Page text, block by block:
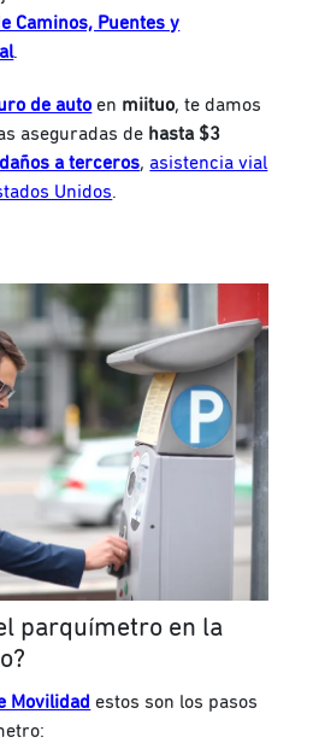
Caminos, Puentes y
.
de auto en miituo, te damos
aseguradas de hasta $3
daños a terceros, asistencia vial
Unidos.
parquímetro en la
Movilidad estos son los pasos